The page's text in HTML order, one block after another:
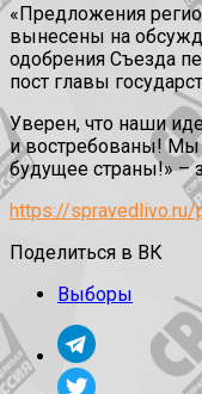
«Предложения
вынесены на
одобрения Съезда
пост главы
Уверен, что наши
и востребованы! Мы
будущее страны!» –
https://spravedlivo.ru/
Поделиться в ВК
Выборы